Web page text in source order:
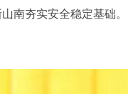
南夯实安全稳定基础。